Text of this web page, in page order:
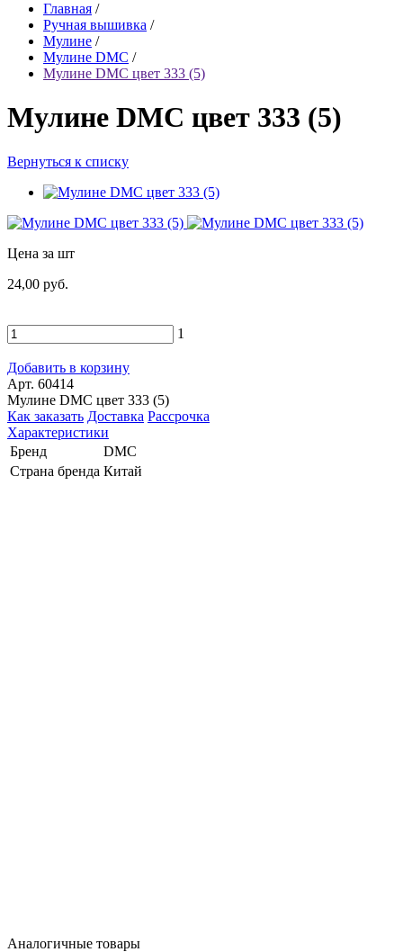
Главная /
Ручная вышивка /
Мулине /
Мулине DMC /
Мулине DMC цвет 333 (5)
Мулине DMC цвет 333 (5)
Вернуться к списку
Цена за шт
24,00 руб.
1
Добавить в корзину
Арт. 60414
Мулине DMC цвет 333 (5)
Как заказать Доставка Рассрочка
Характеристики
Бренд
DMC
Страна бренда Китай
Аналогичные товары